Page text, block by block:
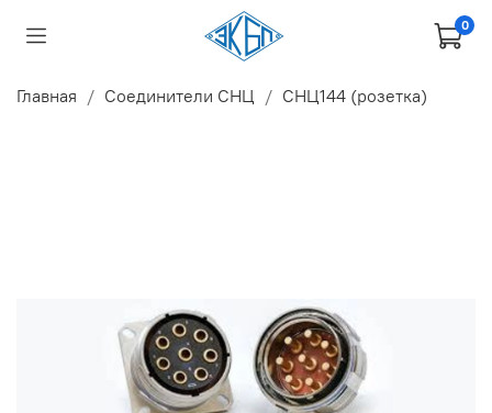
0
Главная Соединители СНЦ СНЦ144 (розетка)